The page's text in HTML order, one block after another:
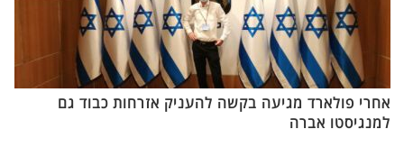
אחרי פולארד מגיעה בקשה להעניק אזרחות כבוד גם
למנגיסטו אברה